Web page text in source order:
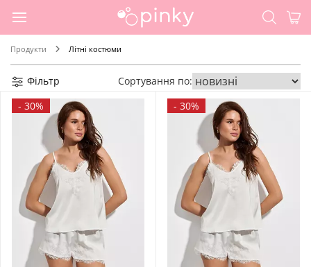
Продукти Літні костюми
Фільтр
Сортування по:
- 30% - 30%